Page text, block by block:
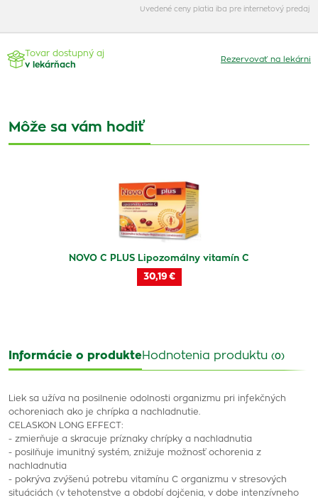
Uvedené ceny platia iba pre internetový predaj
Tovar dostupný aj
v lekárňach
Rezervovať na lekárni
Môže sa vám hodiť
NOVO C PLUS Lipozomálny vitamín C
30,19 €
Informácie o produkteHodnotenia produktu (0)
Liek sa užíva na posilnenie odolnosti organizmu pri infekčných
ochoreniach ako je chrípka a nachladnutie.
CELASKON LONG EFFECT:
- zmierňuje a skracuje príznaky chrípky a nachladnutia
- posilňuje imunitný systém, znižuje možnosť ochorenia z
nachladnutia
- pokrýva zvýšenú potrebu vitamínu C organizmu v stresových
situáciách (v tehotenstve a období dojčenia, v dobe intenzívneho